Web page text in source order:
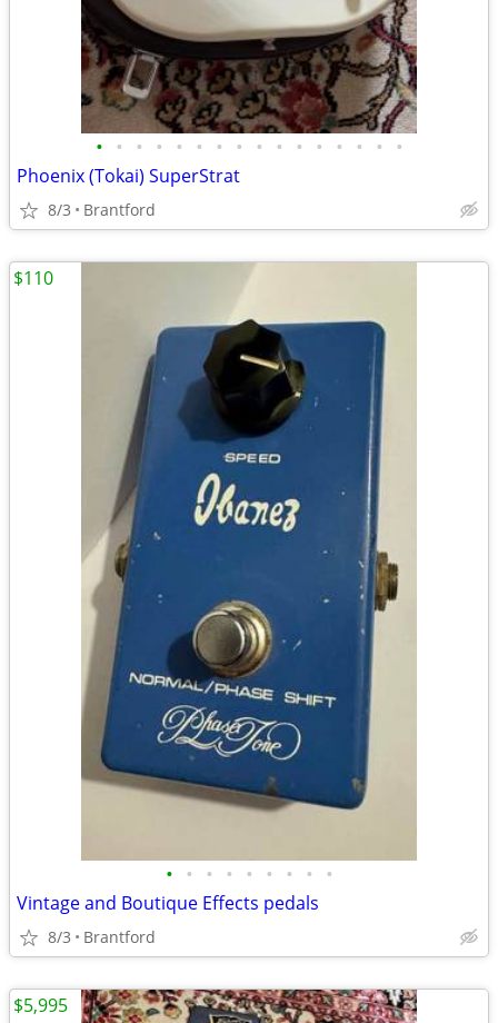
• • • • • • • • • • • • • • • •
Phoenix (Tokai) SuperStrat
8/3 Brantford
• • • • • • • • •
Vintage and Boutique Effects pedals
8/3 Brantford
$110
$5,995